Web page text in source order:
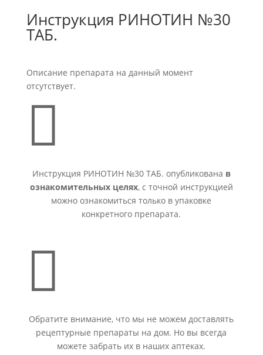
Инструкция РИНОТИН №30
ТАБ.
Описание препарата на данный момент
отсутствует.

Инструкция РИНОТИН №30 ТАБ. опубликована в
ознакомительных целях, с точной инструкцией
можно ознакомиться только в упаковке
конкретного препарата.

Обратите внимание, что мы не можем доставлять
рецептурные препараты на дом. Но вы всегда
можете забрать их в наших аптеках.